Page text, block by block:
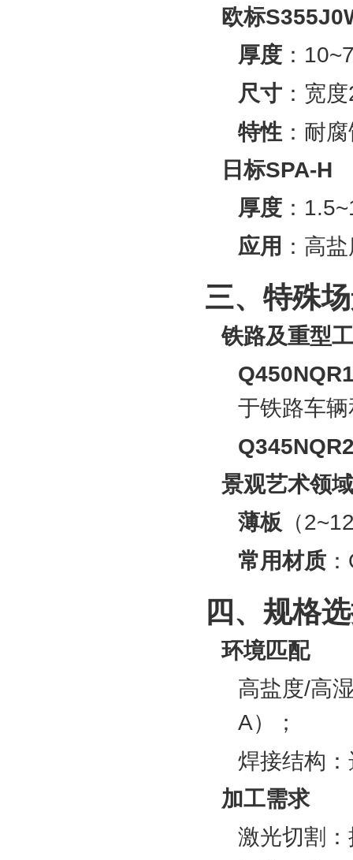
欧标
厚度 ：
尺寸 ：宽
特性 ：耐
日标SPA-H
厚度 ：
应用 ：高
三、特殊
铁路及重型
于铁路车
景观艺术领域
薄板 （
常用材质
四、规格
环境匹配
高盐度/高
A）‌；
焊接结构
加工需求
激光切割